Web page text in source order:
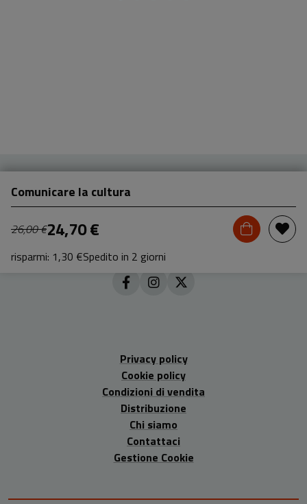
Comunicare la cultura
26,00 €24,70 €
risparmi: 1,30 €Spedito in 2 giorni
Privacy policy
Cookie policy
Condizioni di vendita
Distribuzione
Chi siamo
Contattaci
Gestione Cookie